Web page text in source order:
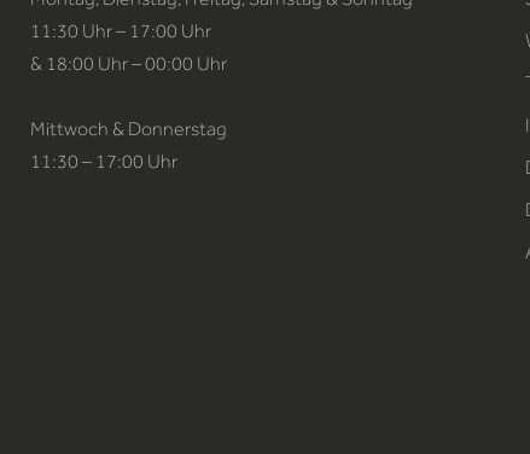
11:30 Uhr – 17:00 Uhr
& 18:00 Uhr – 00:00 Uhr
Mittwoch & Donnerstag
11:30 – 17:00 Uhr